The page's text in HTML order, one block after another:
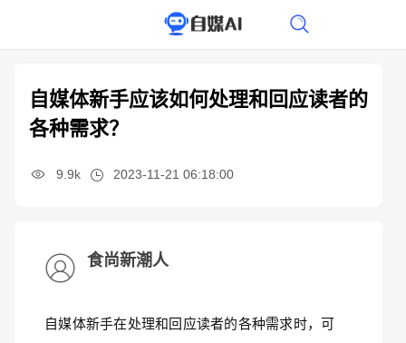
自媒体新手应该如何处理和回应读者的
各种需求？
9.9k 2023-11-21 06:18:00
食尚新潮人
自媒体新手在处理和回应读者的各种需求时，可